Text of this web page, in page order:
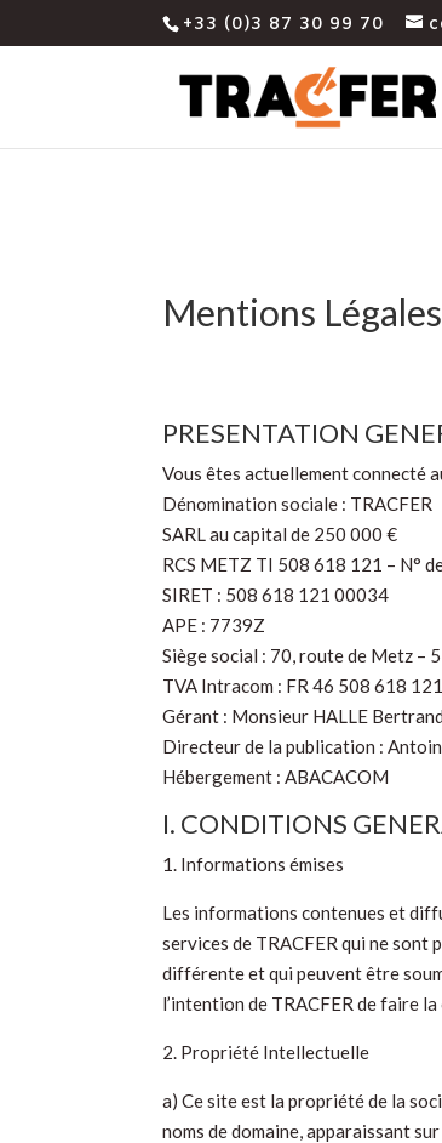
+33 (0)3 87 30 99 70
Mentions Légales
PRESENTATION
Vous êtes actuellement connecté
Dénomination sociale : TRACFER
SARL au capital de 250 000 €
RCS METZ TI 508 618 121 – N°
SIRET : 508 618 121 00034
APE : 7739Z
Siège social : 70, route de Metz –
TVA Intracom : FR 46 508 618 121
Gérant : Monsieur HALLE Bertrand
Directeur de la publication :
Hébergement : ABACACOM
I. CONDITIONS
1. Informations émises
Les informations contenues et
services de TRACFER qui ne sont
différente et qui peuvent être
l’intention de TRACFER de faire
2. Propriété Intellectuelle
a) Ce site est la propriété de la
noms de domaine, apparaissant